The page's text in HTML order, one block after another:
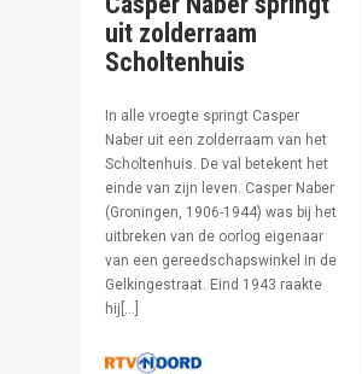
uit zolderraam
Scholtenhuis
In alle vroegte springt Casper
Naber uit een zolderraam van het
Scholtenhuis. De val betekent het
einde van zijn leven. Casper Naber
(Groningen, 1906-1944) was bij het
uitbreken van de oorlog eigenaar
van een gereedschapswinkel in de
Gelkingestraat. Eind 1943 raakte
hij[…]